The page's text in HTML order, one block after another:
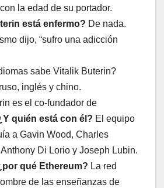
la edad de su portador.
está enfermo? De nada.
dijo, “sufro una adicción
sabe Vitalik Buterin?
inglés y chino.
es el co-fundador de
quién está con él? El equipo
a Gavin Wood, Charles
Di Lorio y Joseph Lubin.
qué Ethereum? La red
de las enseñanzas de